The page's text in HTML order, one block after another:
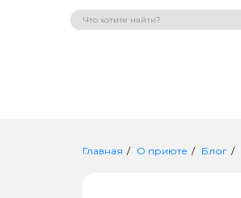
Главная О приюте Блог